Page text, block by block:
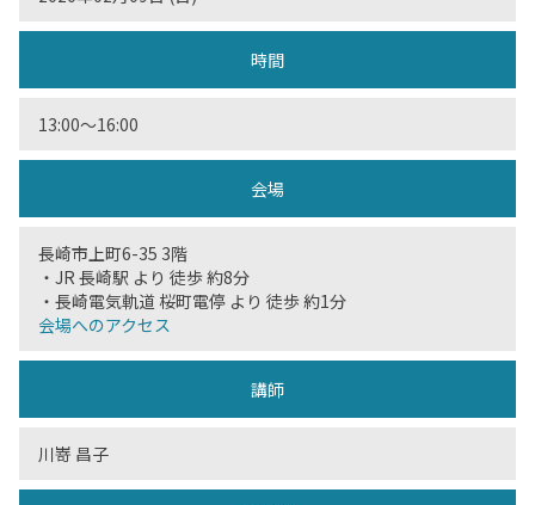
時間
13:00〜16:00
会場
長崎市上町6-35 3階
・JR 長崎駅 より 徒歩 約8分
・長崎電気軌道 桜町電停 より 徒歩 約1分
会場へのアクセス
講師
川嵜 昌子